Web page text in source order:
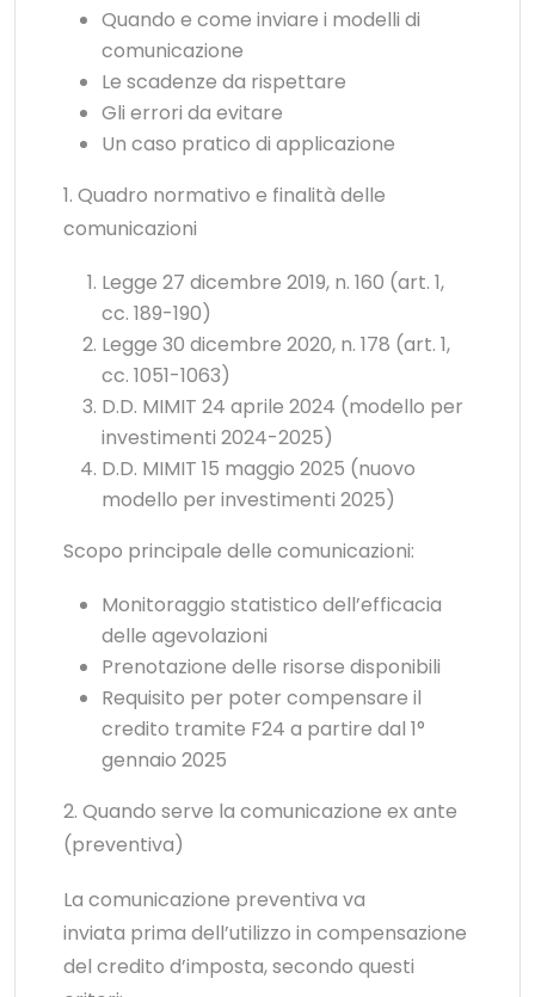
Quando e come inviare i modelli di
comunicazione
Le scadenze da rispettare
Gli errori da evitare
Un caso pratico di applicazione
1. Quadro normativo e finalità delle
comunicazioni
Legge 27 dicembre 2019, n. 160 (art. 1,
cc. 189-190)
Legge 30 dicembre 2020, n. 178 (art. 1,
cc. 1051-1063)
D.D. MIMIT 24 aprile 2024 (modello per
investimenti 2024-2025)
D.D. MIMIT 15 maggio 2025 (nuovo
modello per investimenti 2025)
Scopo principale delle comunicazioni:
Monitoraggio statistico dell’efficacia
delle agevolazioni
Prenotazione delle risorse disponibili
Requisito per poter compensare il
credito tramite F24 a partire dal 1°
gennaio 2025
2. Quando serve la comunicazione ex ante
(preventiva)
La comunicazione preventiva va
inviata prima dell’utilizzo in compensazione
del credito d’imposta, secondo questi